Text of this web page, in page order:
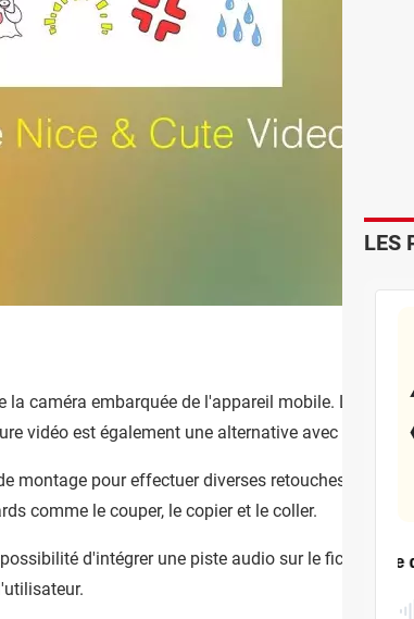
la caméra embarquée de l'appareil mobile.
vidéo est également une alternative avec cette
montage pour effectuer diverses retouches sur les
comme le couper, le copier et le coller.
d'intégrer une piste audio sur le fichier en
LES